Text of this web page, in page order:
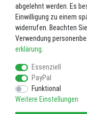
Wunschliste
* inkl. ges. MwSt. zzgl.
Impressum
abgelehnt werden. Es
Einwilligung zu einem
widerrufen. Beachten
Verwendung
erklärung
Essenziell
PayPal
Funktional
Weitere Einstellungen